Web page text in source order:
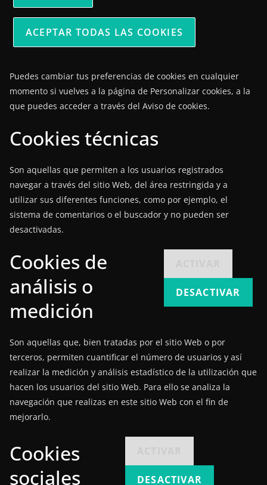
ACEPTAR TODAS LAS COOKIES
Puedes cambiar tus preferencias de cookies en cualquier
momento si vuelves a la página de Personalizar cookies, a la
que puedes acceder a través del Aviso de cookies.
Cookies técnicas
Son aquellas que permiten a los usuarios registrados
navegar a través del sitio Web, del área restringida y a
utilizar sus diferentes funciones, como por ejemplo, el
sistema de comentarios o el buscador y no pueden ser
desactivadas.
Cookies de
análisis o
medición
DESACTIVAR
Son aquellas que, bien tratadas por el sitio Web o por
terceros, permiten cuantificar el número de usuarios y así
realizar la medición y análisis estadístico de la utilización que
hacen los usuarios del sitio Web. Para ello se analiza la
navegación que realizas en este sitio Web con el fin de
mejorarlo.
Cookies
sociales
DESACTIVAR